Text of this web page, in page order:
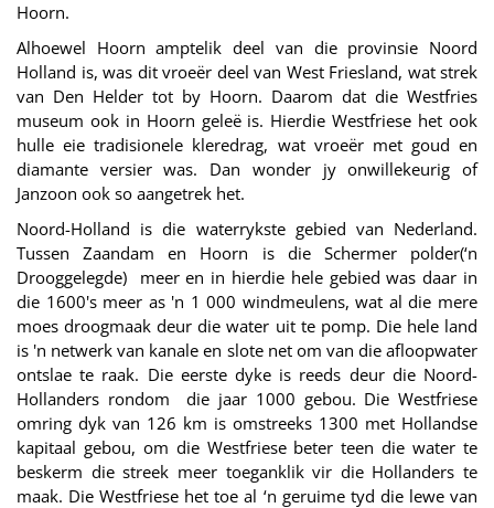
Hoorn.
Alhoewel Hoorn amptelik deel van die provinsie Noord
Holland is, was dit vroeër deel van West Friesland, wat strek
van Den Helder tot by Hoorn. Daarom dat die Westfries
museum ook in Hoorn geleë is. Hierdie Westfriese het ook
hulle eie tradisionele kleredrag, wat vroeër met goud en
diamante versier was. Dan wonder jy onwillekeurig of
Janzoon ook so aangetrek het.
Noord-Holland is die waterrykste gebied van Nederland.
Tussen Zaandam en Hoorn is die Schermer polder(‘n
Drooggelegde) meer en in hierdie hele gebied was daar in
die 1600's meer as 'n 1 000 windmeulens, wat al die mere
moes droogmaak deur die water uit te pomp. Die hele land
is 'n netwerk van kanale en slote net om van die afloopwater
ontslae te raak. Die eerste dyke is reeds deur die Noord-
Hollanders rondom die jaar 1000 gebou. Die Westfriese
omring dyk van 126 km is omstreeks 1300 met Hollandse
kapitaal gebou, om die Westfriese beter teen die water te
beskerm die streek meer toeganklik vir die Hollanders te
maak. Die Westfriese het toe al ‘n geruime tyd die lewe van